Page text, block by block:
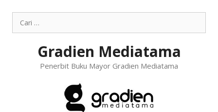
Gradien Mediatama
Penerbit Buku Mayor Gradien Mediatama